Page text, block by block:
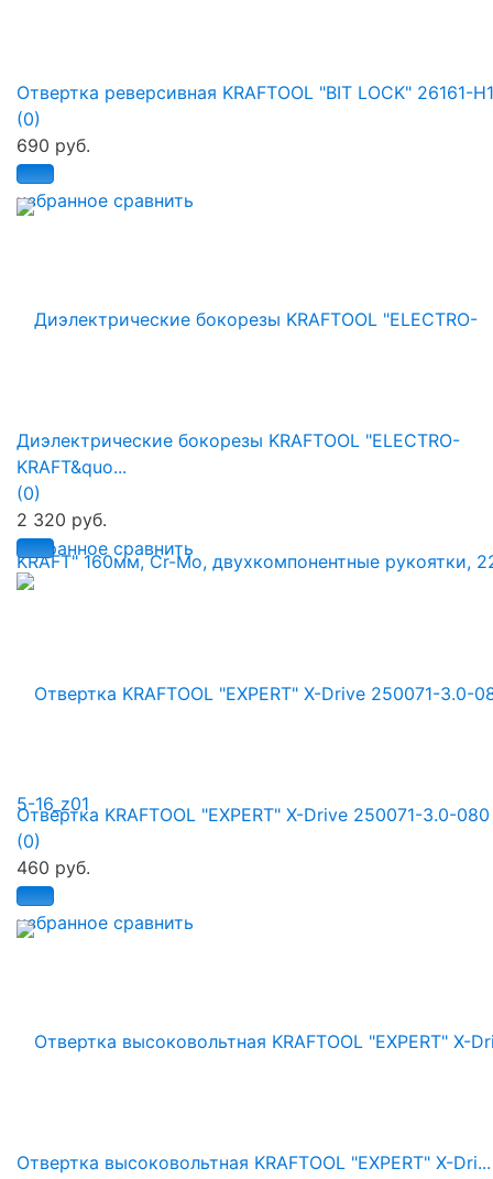
избранное сравнить
Отвертка реверсивная KRAFTOOL "BIT LOCK" 26161-
(0)
690 руб.
избранное сравнить
Диэлектрические бокорезы KRAFTOOL "ELECTRO-
KRAFT&quo...
(0)
2 320 руб.
избранное сравнить
Отвертка KRAFTOOL "EXPERT" X-Drive 250071-3.0-080
(0)
460 руб.
Отвертка высоковольтная KRAFTOOL "EXPERT" X-Dri...